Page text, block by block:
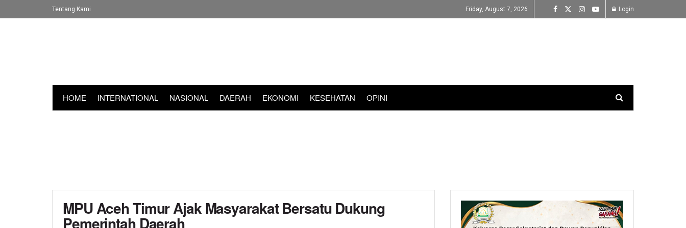
Tentang Kami Friday, August 7, 2026 Login
HOME INTERNATIONAL NASIONAL DAERAH EKONOMI KESEHATAN OPINI
MPU Aceh Timur Ajak Masyarakat Bersatu Dukung
Pemerintah Daerah